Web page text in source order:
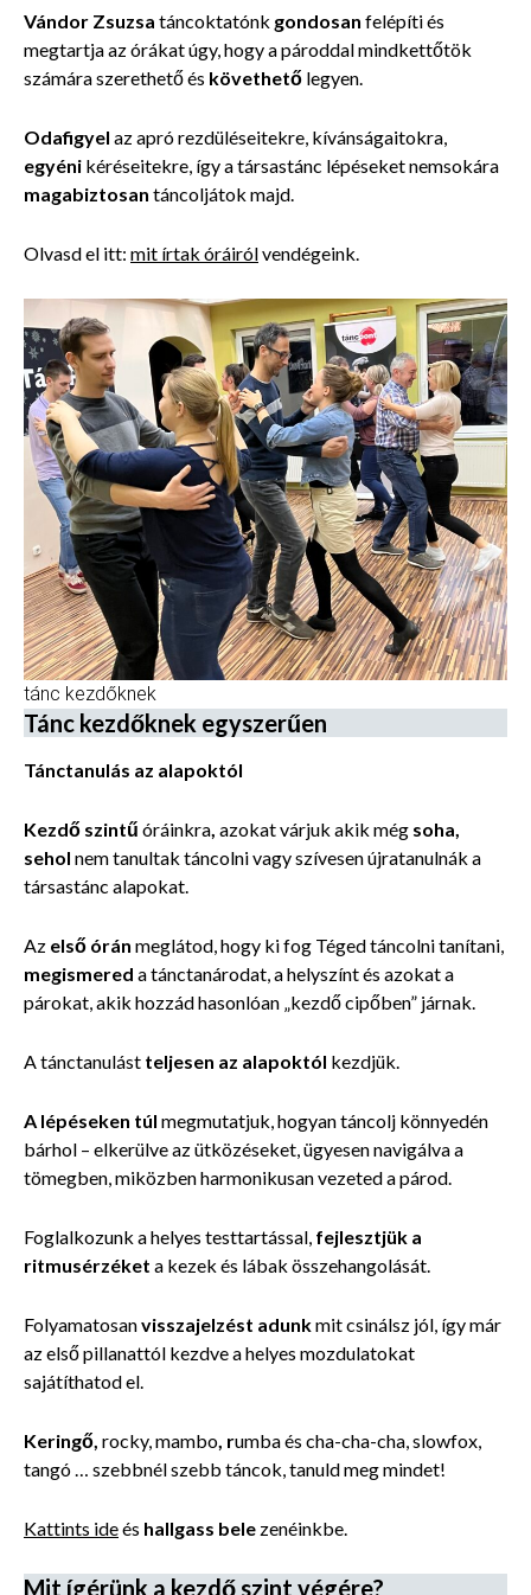
Vándor Zsuzsa táncoktatónk gondosan felépítiés
megtartja az órákat úgy, hogy a pároddal mindkettőtök
számáraszerethető és követhető legyen.
Odafigyel az apró rezdüléseitekre, kívánságaitokra,
egyéni kéréseitekre, így a társastánc lépéseket nemsokára
magabiztosan táncoljátok majd.
Olvasd el itt: mit írtak óráirólvendégeink.
tánc kezdőknek
Tánc kezdőknek egyszerűen
Tánctanulás az alapoktól
Kezdő szintű óráinkra azokat várjuk akik még soha,
sehol nem tanultak táncolni vagy szívesen újratanulnák a
társastánc alapokat.
Az első órán meglátod, hogy ki fog Téged táncolni tanítani,
megismered a tánctanárodat, a helyszínt és azokat a
párokat, akik hozzád hasonlóan „kezdő cipőben” járnak.
A tánctanulást teljesen az alapoktól kezdjük.
A lépéseken túl megmutatjuk, hogyan táncolj könnyedén
bárhol – elkerülve az ütközéseket, ügyesen navigálva a
tömegben, miközben harmonikusan vezeted a párod.
Foglalkozunk a helyes testtartással, fejlesztjük a
ritmusérzéket a kezek és lábak összehangolását.
Folyamatosanvisszajelzést adunkmit csinálsz jól, így már
az első pillanattól kezdve a helyes mozdulatokat
sajátíthatod el.
Keringő, rocky, mambo , rumba és cha-cha-cha, slowfox,
tangó … szebbnél szebb táncok, tanuld meg mindet!
Kattints ideés hallgass bele zenéinkbe.
Mit ígérünk a kezdő szint végére?